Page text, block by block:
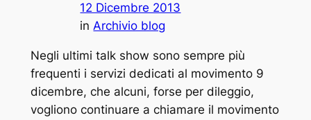
12 Dicembre 2013
inArchivio blog
Negli ultimi talk show sono sempre più
frequenti i servizi dedicati al movimento 9
dicembre, che alcuni, forse per dileggio,
vogliono continuare a chiamare il movimento